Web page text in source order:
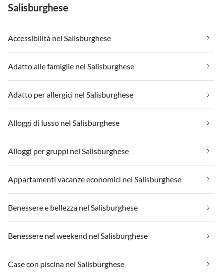
Salisburghese
Accessibilità nel Salisburghese
Adatto alle famiglie nel Salisburghese
Adatto per allergici nel Salisburghese
Alloggi di lusso nel Salisburghese
Alloggi per gruppi nel Salisburghese
Appartamenti vacanze economici nel Salisburghese
Benessere e bellezza nel Salisburghese
Benessere nel weekend nel Salisburghese
Case con piscina nel Salisburghese